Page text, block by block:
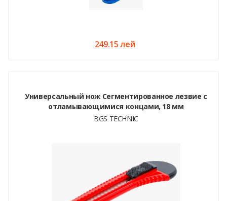
249.15 лей
Универсальный нож Сегментированное лезвие с
отламывающимися концами, 18 мм
BGS TECHNIC